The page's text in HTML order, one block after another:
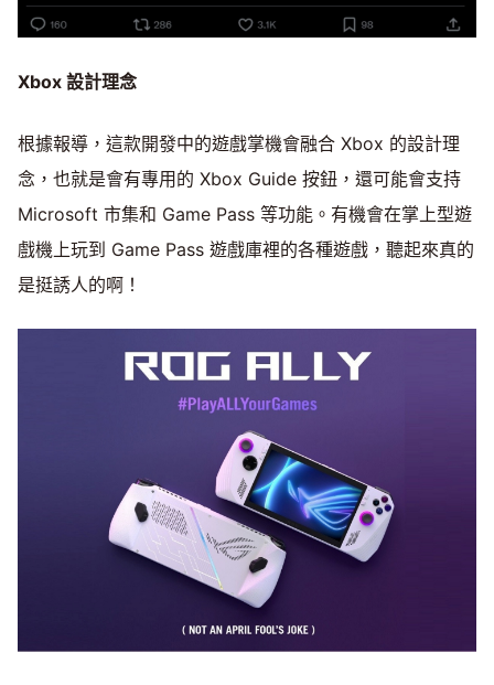
Xbox 設計理念
根據報導，這款開發中的遊戲掌機會融合 Xbox 的設計理
念，也就是會有專用的 Xbox Guide 按鈕，還可能會支持
Microsoft 市集和 Game Pass 等功能。有機會在掌上型遊
戲機上玩到 Game Pass 遊戲庫裡的各種遊戲，聽起來真的
是挺誘人的啊！